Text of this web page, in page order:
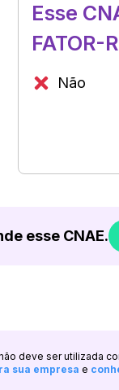
Esse
FATOR-
Não
esse CNAE.
deve ser utilizada
sua empresa e